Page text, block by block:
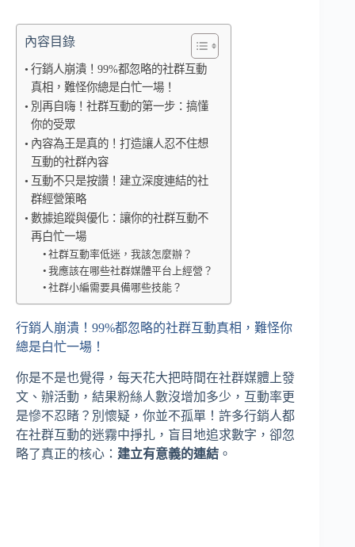
內容目錄
行銷人崩潰！99%都忽略的社群互動
真相，難怪你總是白忙一場！
別再自嗨！社群互動的第一步：搞懂
你的受眾
內容為王是真的！打造讓人忍不住想
互動的社群內容
互動不只是按讚！建立深度連結的社
群經營策略
數據追蹤與優化：讓你的社群互動不
再白忙一場
社群互動率低迷，我該怎麼辦？
我應該在哪些社群媒體平台上經營？
社群小編需要具備哪些技能？
行銷人崩潰！99%都忽略的社群互動真相，難怪你
總是白忙一場！
你是不是也覺得，每天花大把時間在社群媒體上發
文、辦活動，結果粉絲人數沒增加多少，互動率更
是慘不忍睹？別懷疑，你並不孤單！許多行銷人都
在社群互動的迷霧中掙扎，盲目地追求數字，卻忽
略了真正的核心： 建立有意義的連結 。